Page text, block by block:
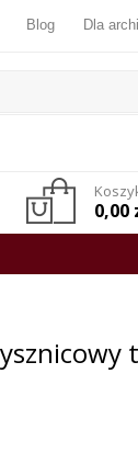
Blog Dla
0,00